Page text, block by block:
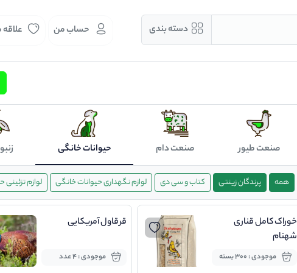
دسته بندی حساب من
صنعت طیور صنعت دام حیوانات خانگی
همه پرندگان زینتی کتاب و سی دی لوازم نگهداری حیوانات خانگی لوازم
خوراک کامل قناری
شهنام
موجودی : 300 بسته
قرقاول آمریکایی
موجودی : 4 عدد